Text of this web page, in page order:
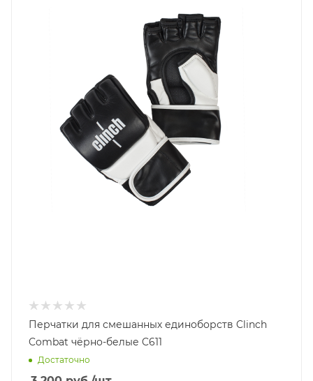
Перчатки для смешанных единоборств Clinch
Combat чёрно-белые C611
Достаточно